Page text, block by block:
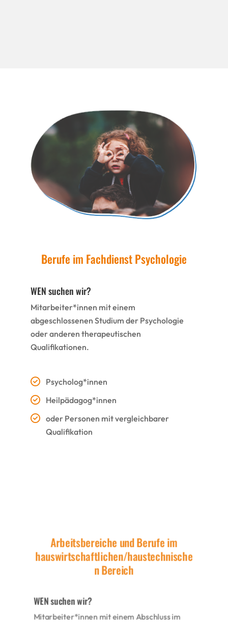
Berufe im Fachdienst Psychologie
WEN suchen wir?
Mitarbeiter*innen mit einem
abgeschlossenen Studium der Psychologie
oder anderen therapeutischen
Qualifikationen.
Psycholog*innen
Heilpädagog*innen
oder Personen mit vergleichbarer
Qualifikation
Arbeitsbereiche und Berufe im
hauswirtschaftlichen/haustechnische
n Bereich
WEN suchen wir?
Mitarbeiter*innen mit einem Abschluss im